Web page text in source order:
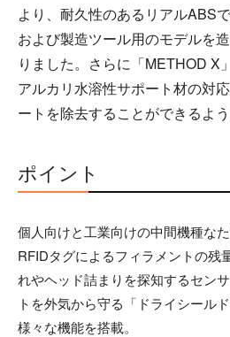
より、耐久性のあるリアルABS
および製造ツール用のモデルを
りました。さらに「METHOD X
アルカリ水溶性サポート材の対
ートを除去することができるよう
ポイント
個人向けと工業向けの中間機種な
RFIDタグによるフィラメントの残
れやヘッド詰まりを探知するセン
トを外気から守る「ドライシール
様々な機能を搭載。